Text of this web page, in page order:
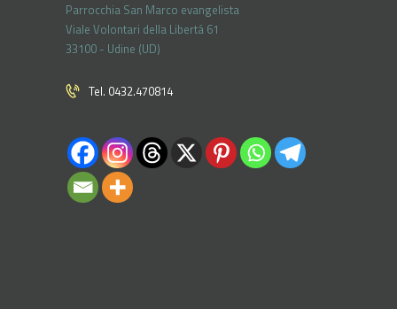
Parrocchia San Marco evangelista
Viale Volontari della Libertá 61
33100 - Udine (UD)
Tel. 0432.470814